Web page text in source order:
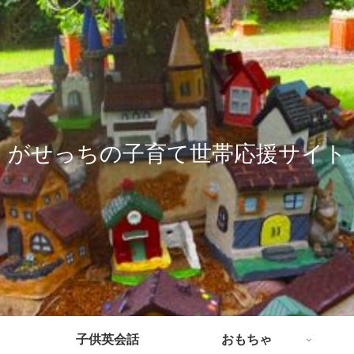
がせっちの子育て世帯応援サイト
子供英会話 おもちゃ